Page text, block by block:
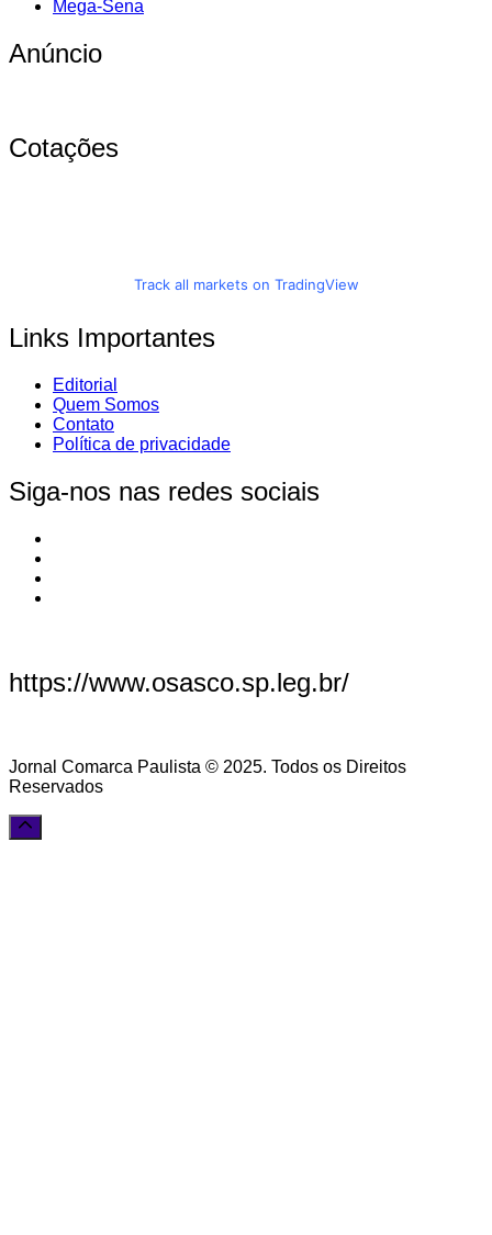
Mega-Sena
Anúncio
Cotações
Track all markets on TradingView
Links Importantes
Editorial
Quem Somos
Contato
Política de privacidade
Siga-nos nas redes sociais
https://www.osasco.sp.leg.br/
Jornal Comarca Paulista © 2025. Todos os Direitos
Reservados